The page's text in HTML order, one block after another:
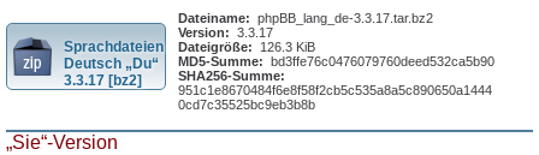
Sprachdateien
Deutsch „Du“
3.3.17 [bz2]
Dateiname: phpBB_lang_de-3.3.17.tar.bz2
Version: 3.3.17
Dateigröße:
126.3 KiB
MD5-Summe: bd3ffe76c0476079760deed532ca5b90
SHA256-Summe:
951c1e8670484f6e8f58f2cb5c535a8a5c890650a1444
0cd7c35525bc9eb3b8b
„Sie“-Version